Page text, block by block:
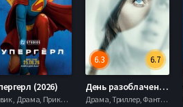
(2026)
Боевик , Драма, Приключения, Фантастика,
6.7
6.3
День разоблачения (2026)
Драма, Триллер, Фантастика,